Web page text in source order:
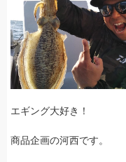
エギング大好き！
商品企画の河西です。